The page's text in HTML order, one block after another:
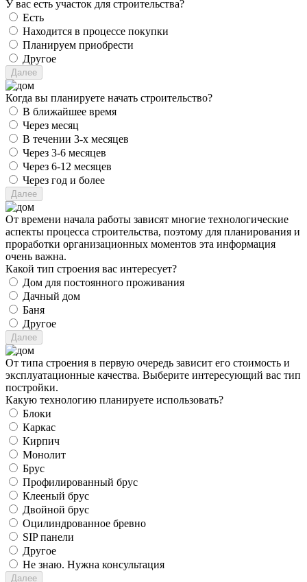
У вас есть участок для строительства?
Есть
Находится в процессе покупки
Планируем приобрести
Другое
Когда вы планируете начать строительство?
В ближайшее время
Через месяц
В течении 3-х месяцев
Через 3-6 месяцев
Через 6-12 месяцев
Через год и более
От времени начала работы зависят многие технологические
аспекты процесса строительства, поэтому для планирования и
проработки организационных моментов эта информация
очень важна.
Какой тип строения вас интересует?
Дом для постоянного проживания
Дачный дом
Баня
Другое
От типа строения в первую очередь зависит его стоимость и
эксплуатационные качества. Выберите интересующий вас тип
постройки.
Какую технологию планируете использовать?
Блоки
Каркас
Кирпич
Монолит
Брус
Профилированный брус
Клееный брус
Двойной брус
Оцилиндрованное бревно
SIP панели
Другое
Не знаю. Нужна консультация